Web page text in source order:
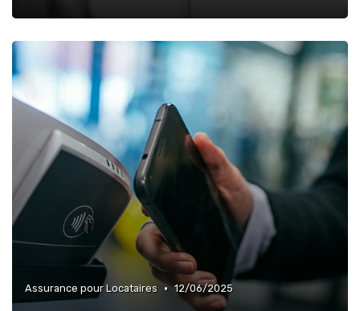
Assurance pour Locataires • 12/06/2025